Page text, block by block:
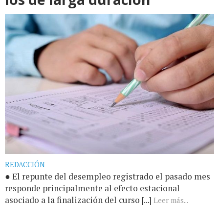
REDACCIÓN
● El repunte del desempleo registrado el pasado mes
responde principalmente al efecto estacional
asociado a la finalización del curso [...] Leer más...